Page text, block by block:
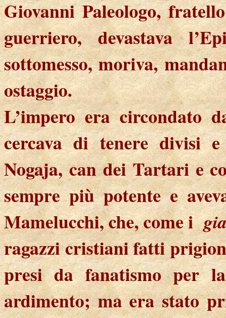
Giovanni Paleologo,
guerriero, devastava
sottomesso, moriva,
ostaggio.
L’impero era circondato
cercava di tenere divisi e
Nogaja, can dei Tartari e
sempre più potente e
Mamelucchi, che, come i
ragazzi cristiani fatti
presi da fanatismo per
ardimento; ma era stato